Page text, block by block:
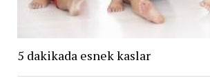
5 dakikada esnek kaslar